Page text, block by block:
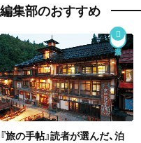
編集部のおすすめ
『旅の手帖』読者が選んだ、泊